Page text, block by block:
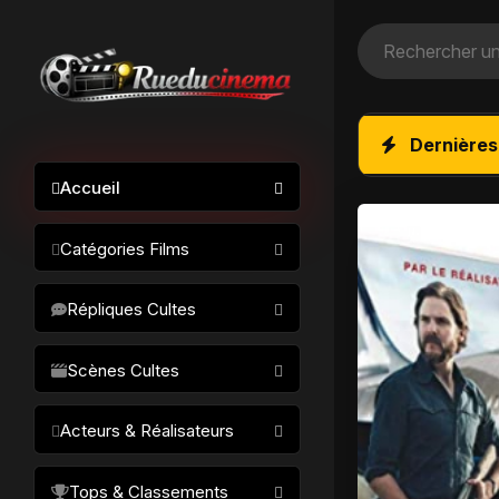
Accueil
Catégories Films
Science-fiction
Drame / Thriller
Comédie/humour
Horreur
Fantastique
Répliques Cultes
Scènes Cultes
Acteurs & Réalisateurs
Tops & Classements